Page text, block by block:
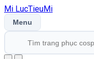
Mi LucTieuMi
Menu